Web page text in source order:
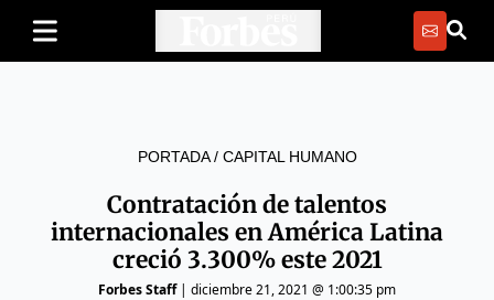
PORTADA/ CAPITAL HUMANO
Contratación de talentos
internacionales en América Latina
creció 3.300% este 2021
Forbes Staff| diciembre 21, 2021 @ 1:00:35 pm